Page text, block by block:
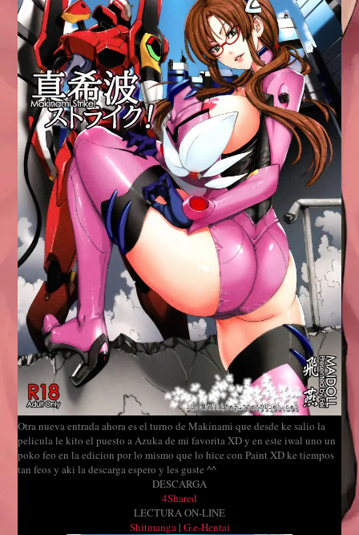
Otra nueva entrada ahora es el turno de Makinami que desde ke salio la
pelicula le kito el puesto a Azuka de mi favorita XD y en este iwal uno un
poko feo en la edicion por lo mismo que lo hice con Paint XD ke tiempos
tan feos y aki la descarga espero y les guste ^^
DESCARGA
4Shared
LECTURA ON-LINE
Shitmanga| G.e-Hentai